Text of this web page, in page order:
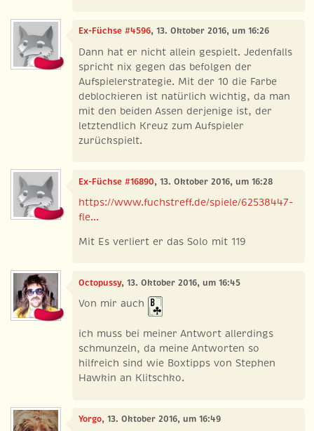
Ex-Füchse #4596, 13. Oktober 2016, um 16:26
Dann hat er nicht allein gespielt. Jedenfalls
spricht nix gegen das befolgen der
Aufspielerstrategie. Mit der 10 die Farbe
deblockieren ist natürlich wichtig, da man
mit den beiden Assen derjenige ist, der
letztendlich Kreuz zum Aufspieler
zurückspielt.
Ex-Füchse #16890, 13. Oktober 2016, um 16:28
https://www.fuchstreff.de/spiele/62538447-
fle...
Mit Es verliert er das Solo mit 119
Octopussy, 13. Oktober 2016, um 16:45
Von mir auch
ich muss bei meiner Antwort allerdings
schmunzeln, da meine Antworten so
hilfreich sind wie Boxtipps von Stephen
Hawkin an Klitschko.
Yorgo, 13. Oktober 2016, um 16:49